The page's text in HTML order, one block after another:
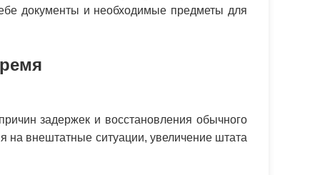
документы и необходимые предметы для
задержек и восстановления обычного
на внештатные ситуации, увеличение штата